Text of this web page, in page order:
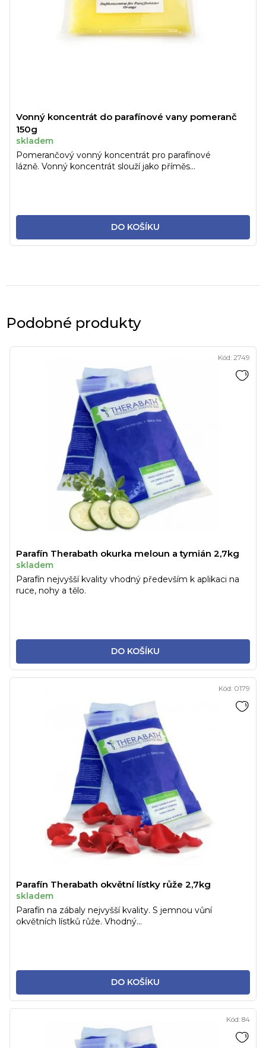
Vonný koncentrát do parafínové vany pomeranč
150g
skladem
DO KOŠÍKU
Pomerančový vonný koncentrát pro parafínové
lázně. Vonný koncentrát slouží jako příměs...
Podobné produkty
Parafín Therabath okurka meloun a tymián 2,7kg
skladem
DO KOŠÍKU
Parafín nejvyšší kvality vhodný především k aplikaci na
ruce, nohy a tělo.
Kód: 2749
Parafín Therabath okvětní lístky růže 2,7kg
skladem
DO KOŠÍKU
Parafín na zábaly nejvyšší kvality. S jemnou vůní
okvětních lístků růže. Vhodný...
Kód: 0179
Kód: 84